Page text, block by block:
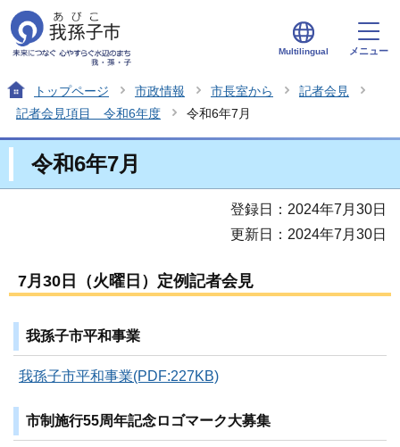
Multilingual メニュー
トップページ 市政情報 市長室から
記者会見
記者会見項目 令和6年度
令和6年7月
令和6年7月
登録日：2024年7月30日
更新日：2024年7月30日
7月30日（火曜日）定例記者会見
我孫子市平和事業
我孫子市平和事業(PDF:227KB)
市制施行55周年記念ロゴマーク大募集